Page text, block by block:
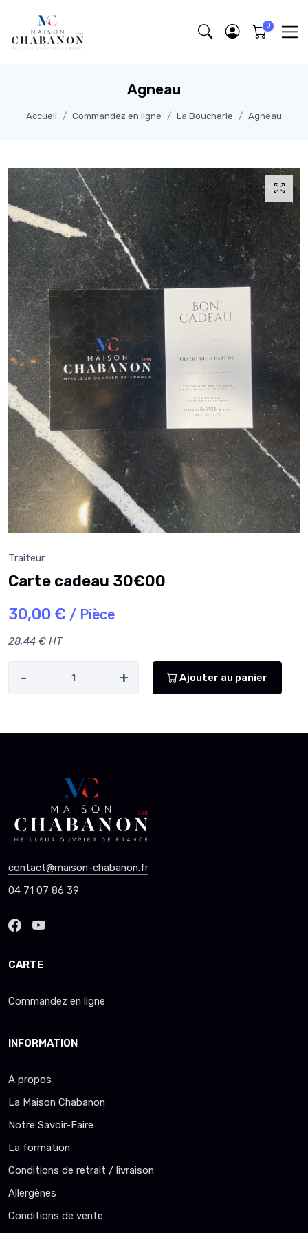
Agneau
Accueil Commandez en ligne La Boucherie Agneau
Traiteur
Carte cadeau 30€00
30,00 € / Pièce
28,44 € HT
- + Ajouter au panier
contact@maison-chabanon.fr
04 71 07 86 39
CARTE
Commandez en ligne
INFORMATION
A propos
La Maison Chabanon
Notre Savoir-Faire
La formation
Conditions de retrait / livraison
Allergènes
Conditions de vente